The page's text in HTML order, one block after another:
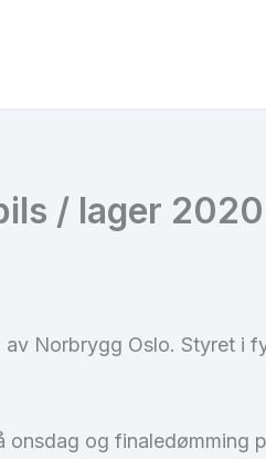
/ lager 2020
Norbrygg Oslo. Styret i
onsdag og finaledømming